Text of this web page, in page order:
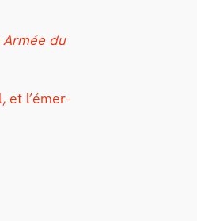
du
et l’émer­